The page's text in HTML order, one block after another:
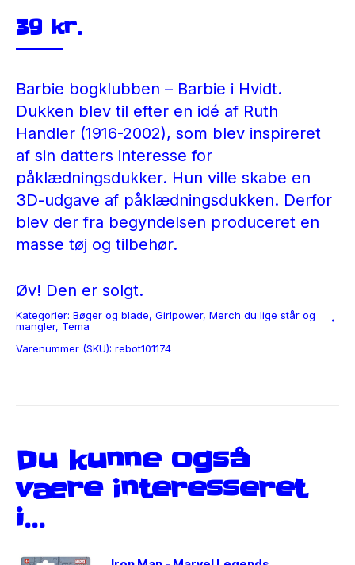
39 kr.
Barbie bogklubben – Barbie i Hvidt.
Dukken blev til efter en idé af Ruth
Handler (1916-2002), som blev inspireret
af sin datters interesse for
påklædningsdukker. Hun ville skabe en
3D-udgave af påklædningsdukken. Derfor
blev der fra begyndelsen produceret en
masse tøj og tilbehør.
Øv! Den er solgt.
Kategorier: Bøger og blade, Girlpower, Merch du lige står og
mangler, Tema
Varenummer (SKU): rebot101174
Du kunne også
være interesseret
i…